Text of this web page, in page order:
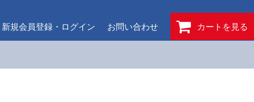
新規会員登録・ログイン お問い合わせ カートを見る